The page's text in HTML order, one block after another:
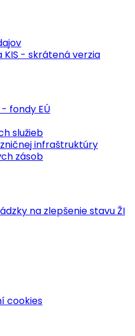
- skrátená verzia
fondy EÚ
služieb
infraštruktúry
zásob
na zlepšenie stavu ŽI
cookies